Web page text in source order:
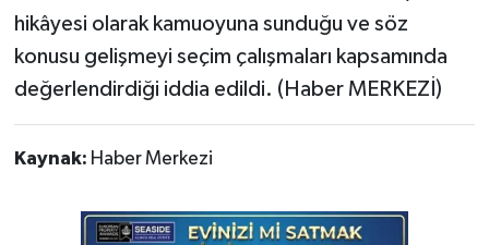
hikâyesi olarak kamuoyuna sunduğu ve söz
konusu gelişmeyi seçim çalışmaları kapsamında
değerlendirdiği iddia edildi. (Haber MERKEZİ)
Kaynak: Haber Merkezi